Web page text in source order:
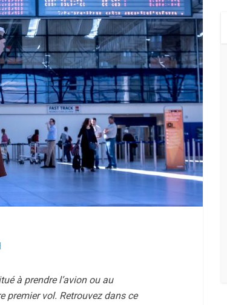
à prendre l’avion ou au
premier vol. Retrouvez dans ce